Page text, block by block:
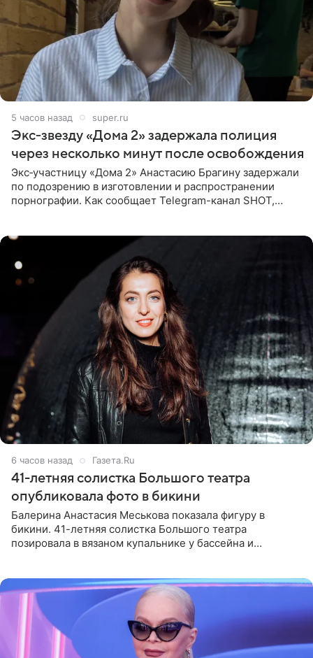
5 часов назад super.ru
Экс‑звезду «Дома 2» задержала полиция
через несколько минут после освобождения
Экс‑участницу «Дома 2» Анастасию Брагину задержали
по подозрению в изготовлении и распространении
порнографии. Как сообщает Telegram-канал SHOT,
6 часов назад Газета.Ru
41-летняя солистка Большого театра
опубликовала фото в бикини
Балерина Анастасия Меськова показала фигуру в
бикини. 41-летняя солистка Большого театра
позировала в вязаном купальнике у бассейна и